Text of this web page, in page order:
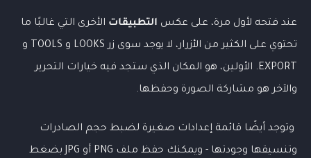
عند فتحه لأول مرة، على عكس التطبيقات الأخرى التي غالبًا ما
تحتوي على الكثير من الأزرار، لا يوجد سوى زر LOOKS و TOOLS و
EXPORT. الأولين، هو المكان الذي ستجد فيه خيارات التحرير
والآخر هو مشاركة الصورة وحفظها.
وتوجد أيضًا قائمة إعدادات صغيرة لضبط حجم الصادرات
وتنسيقها وجودتها - ويمكنك حفظ ملف PNG أو JPG بضغط